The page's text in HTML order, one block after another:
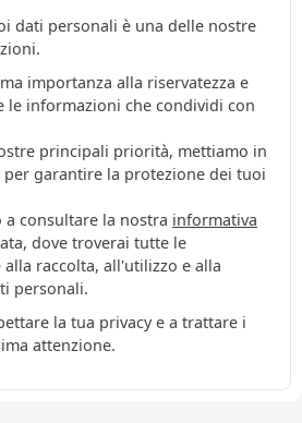
dati personali è una delle nostre
importanza alla riservatezza e
le informazioni che condividi con
principali priorità, mettiamo in
garantire la protezione dei tuoi
consultare la nostra informativa
dove troverai tutte le
raccolta, all'utilizzo e alla
personali.
la tua privacy e a trattare i
attenzione.